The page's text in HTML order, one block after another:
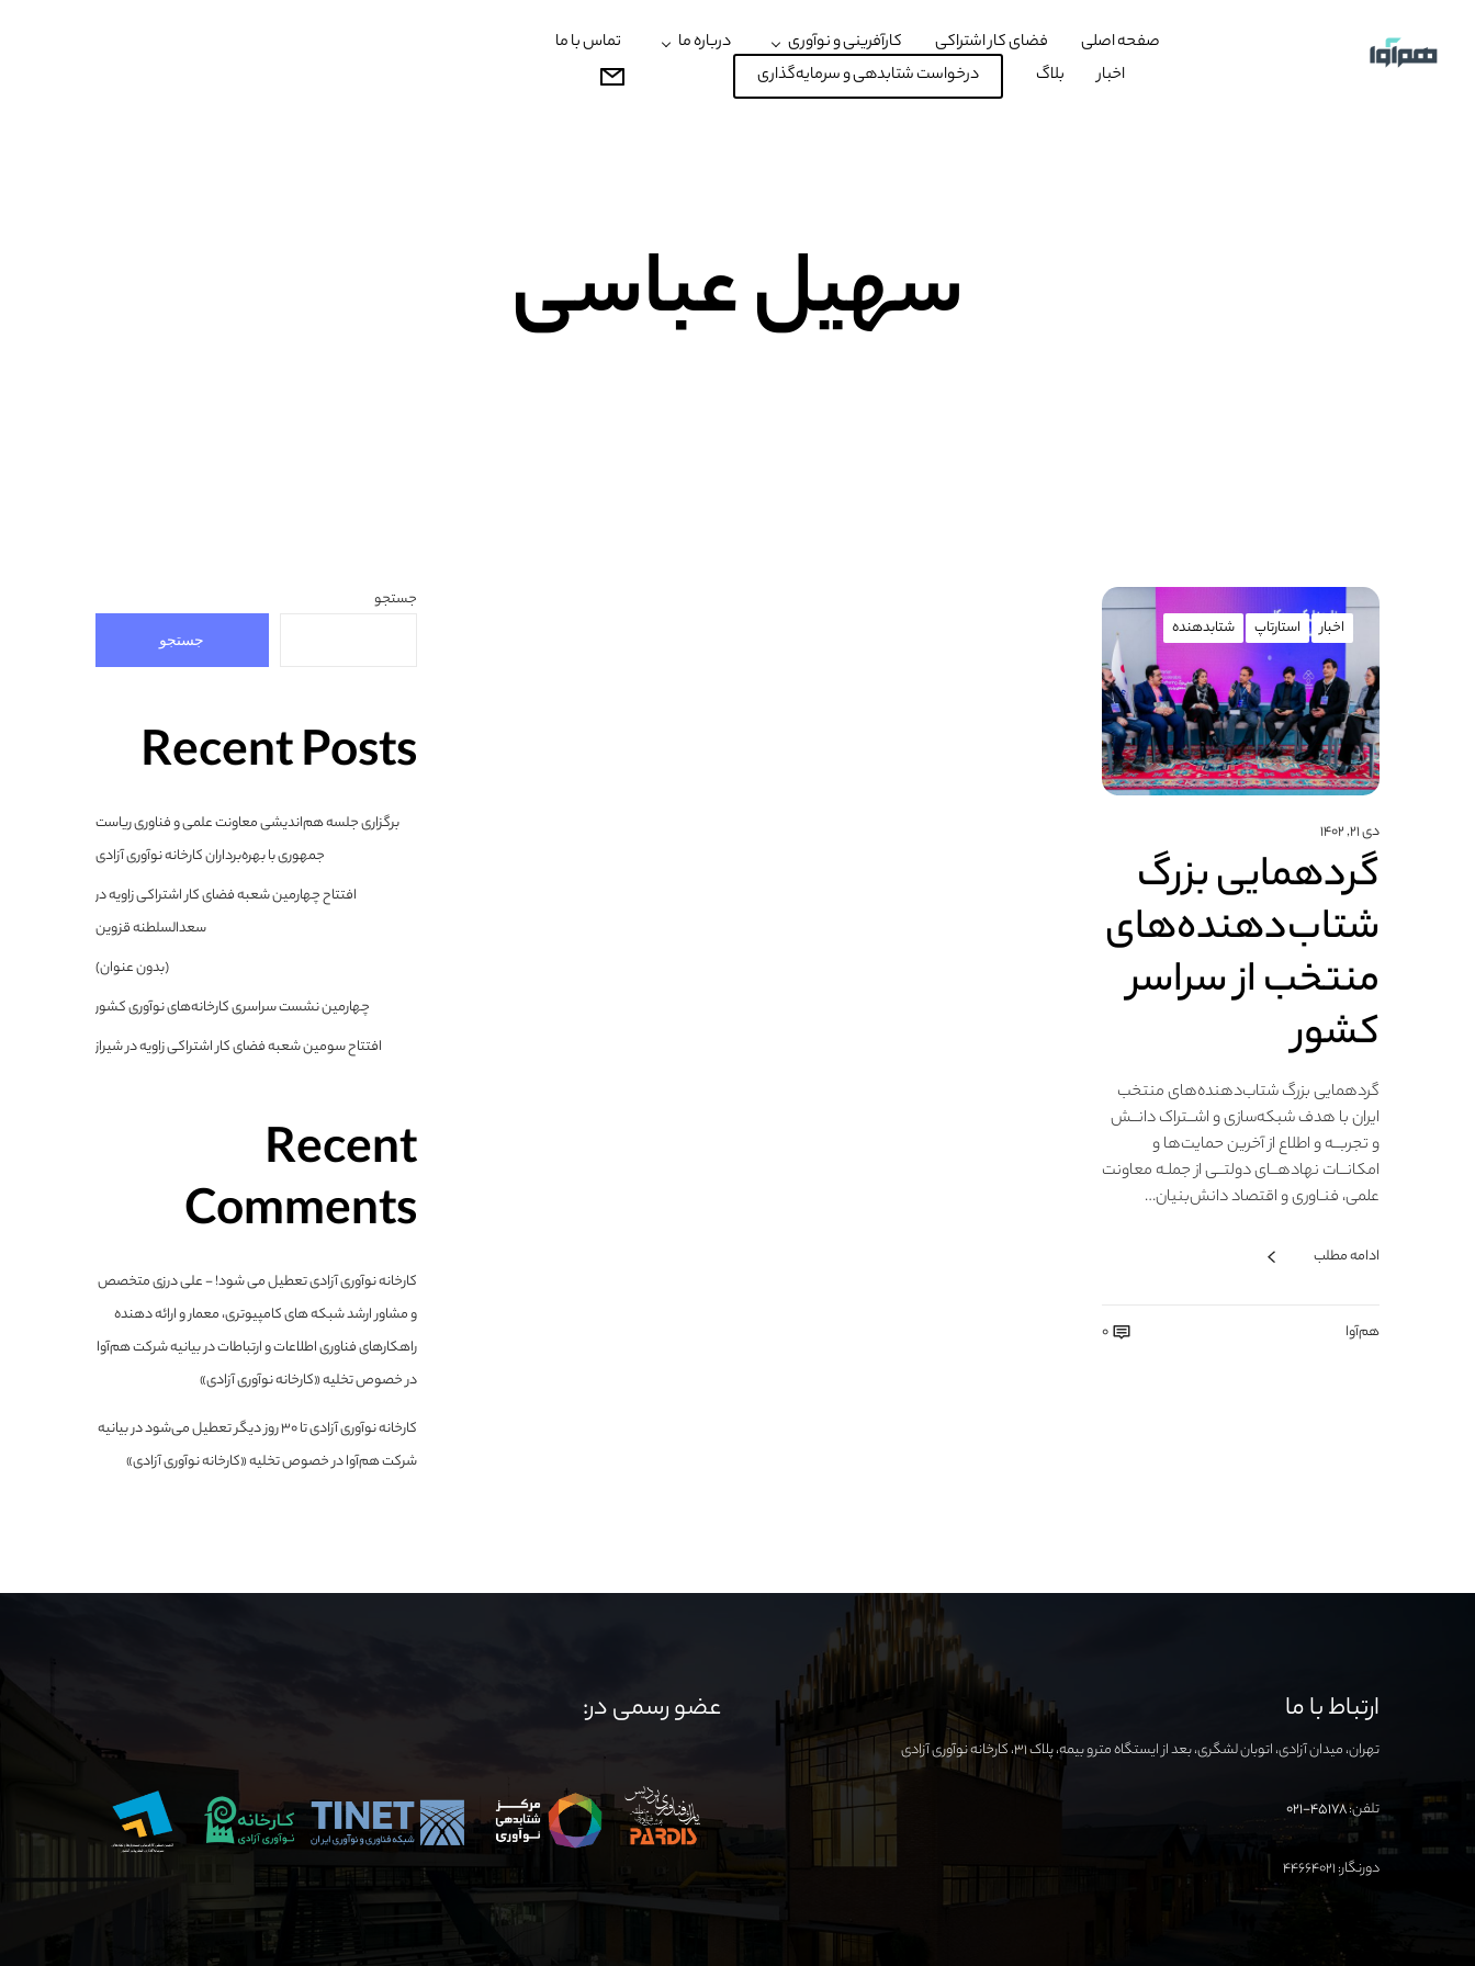
صفحه اصلی فضای کار اشتراکی کارآفرینی و نوآوری درباره ما
تماس با ما
اخبار
بلاگ درخواست شتابدهی و سرمایه‌گذاری
سهیل عباسی
اخبار استارتاپ شتابدهنده
دی ۲۱, ۱۴۰۲
گردهمایی بزرگ
شتاب‌دهنده‌های
منتخب از سراسر
کشور
گردهمایی بزرگ شتاب‌دهنده‌های منتخب
ایران با هدف شبکه‌سازی و اشــتراک دانــش
و تجربــه و اطلاع از آخرین حمایت‌ها و
امکانــات نهادهــای دولتــی از جملـه معاونت
علمی، فنـاوری و اقتصاد دانش‌بنیان…
ادامه مطلب
هم‌آوا 0
جستجو
جستجو
Recent Posts
برگزاری جلسه هم‌اندیشی معاونت علمی و فناوری ریاست
جمهوری با بهره‌برداران کارخانه نوآوری آزادی
افتتاح چهارمین شعبه فضای کار اشتراکی زاویه در
سعدالسلطنه قزوین
(بدون عنوان)
چهارمین نشست سراسری کارخانه‌های نوآوری کشور
افتتاح سومین شعبه فضای کار اشتراکی زاویه در شیراز
Recent
Comments
کارخانه نوآوری آزادی تعطیل می شود! - علی درزی متخصص
و مشاور ارشد شبکه های کامپیوتری، معمار و ارائه دهنده
راهکارهای فناوری اطلاعات و ارتباطاتدربیانیه شرکت هم‌آوا
در خصوص تخلیه «کارخانه نوآوری آزادی»
کارخانه نوآوری آزادی تا ۳۰ روز دیگر تعطیل می‌شود دربیانیه
شرکت هم‌آوا در خصوص تخلیه «کارخانه نوآوری آزادی»
ارتباط با ما
تهران، میدان آزادی، اتوبان لشگری، بعد از ایستگاه مترو بیمه، پلاک ۳۱، کارخانه نوآوری آزادی
تلفن:۴۵۱۷۸-۰۲۱
دورنگار: ۴۴۶۶۴۰۲۱
عضو رسمی در: